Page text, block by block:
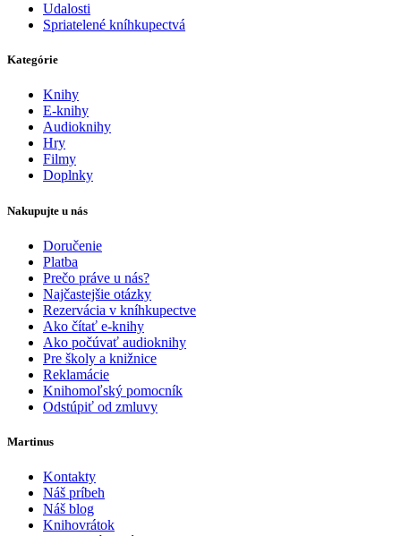
Udalosti
Spriatelené kníhkupectvá
Kategórie
Knihy
E-knihy
Audioknihy
Hry
Filmy
Doplnky
Nakupujte u nás
Doručenie
Platba
Prečo práve u nás?
Najčastejšie otázky
Rezervácia v kníhkupectve
Ako čítať e-knihy
Ako počúvať audioknihy
Pre školy a knižnice
Reklamácie
Knihomoľský pomocník
Odstúpiť od zmluvy
Martinus
Kontakty
Náš príbeh
Náš blog
Knihovrátok